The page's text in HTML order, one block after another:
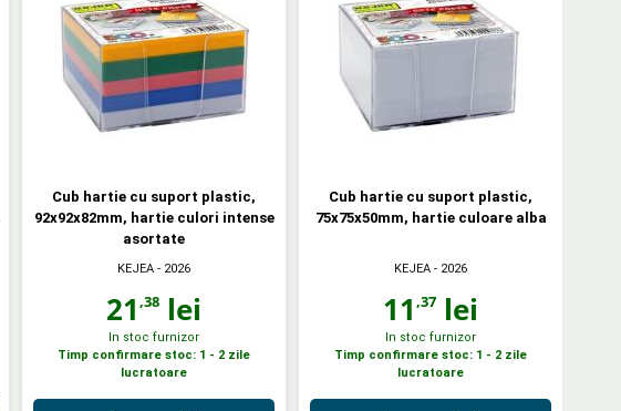
Cub hartie cu suport plastic,
92x92x82mm, hartie culori intense
asortate
KEJEA - 2026
21 ,38 lei
In stoc furnizor
Timp confirmare stoc: 1 - 2 zile
lucratoare
Cub hartie cu suport plastic,
75x75x50mm, hartie culoare alba
KEJEA - 2026
11 ,37 lei
In stoc furnizor
Timp confirmare stoc: 1 - 2 zile
lucratoare